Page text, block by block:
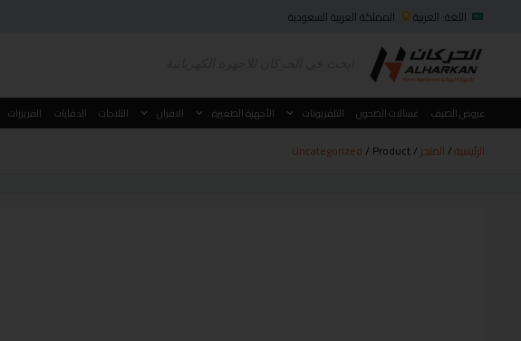
اللغة: العربية المملكة العربية السعودية
عروض الصيف غسالات الصحون التلفزيونات الأجهزة الصغيرة الافران الثلاجات الدفايات الفريزرات
الرئيسية/ المتجر /
Uncategorized / Product